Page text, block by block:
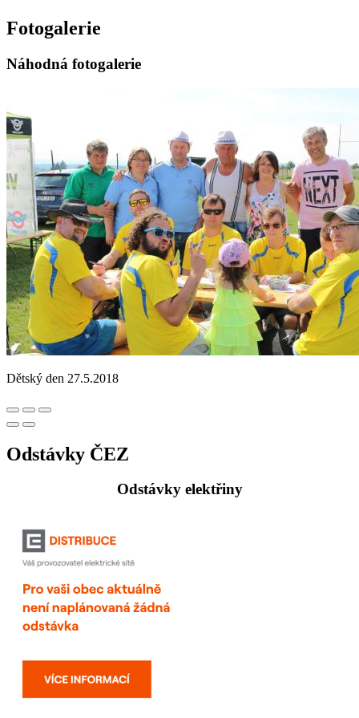
Fotogalerie
Náhodná fotogalerie
Dětský den 27.5.2018
Odstávky ČEZ
Odstávky elektřiny